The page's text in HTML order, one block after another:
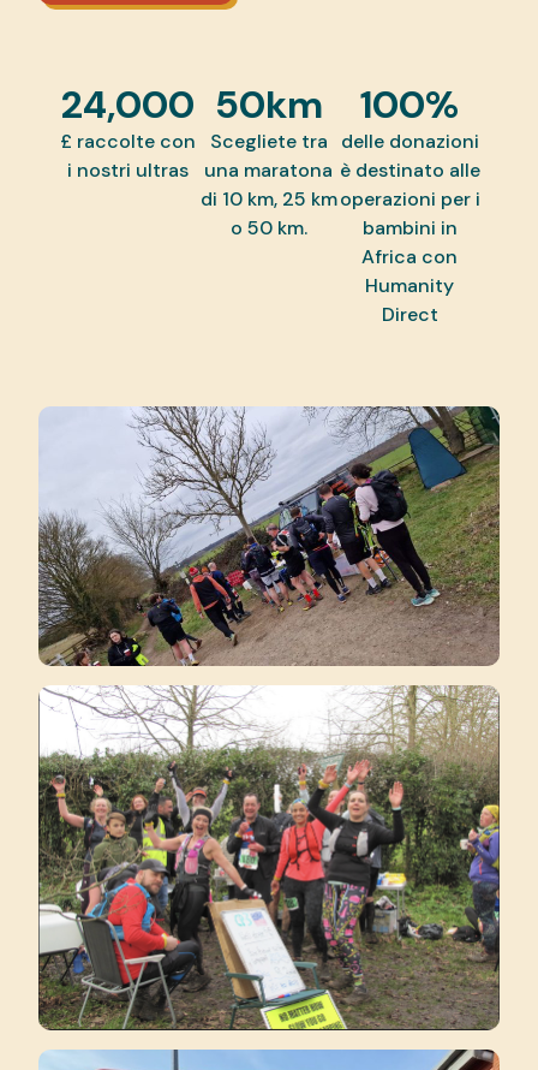
24,000
£ raccolte con
i nostri ultras
50km
Scegliete tra
una maratona
di 10 km, 25 km
o 50 km.
100%
delle donazioni
è destinato alle
operazioni per i
bambini in
Africa con
Humanity
Direct